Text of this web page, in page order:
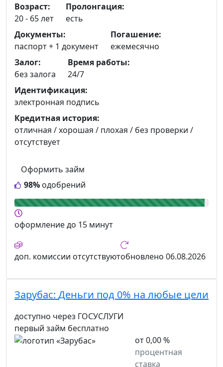
98% одобрений
Оформить займ
Возраст:
20 - 65 лет
Пролонгация:
есть
Документы:
паспорт + 1 документ
Погашение:
ежемесячно
Залог:
без залога
Время работы:
24/7
Идентификация:
электронная подпись
Кредитная история:
отличная / хорошая / плохая / без проверки /
отсутствует
оформлениедо 15 минут
доп. комиссии отсутствуютобновлено 06.08.2026
Зарубас: Деньги под 0% на любые цели
доступно через ГОСУСЛУГИ
первый займ бесплатно
от 0,00 %
процентная
ставка